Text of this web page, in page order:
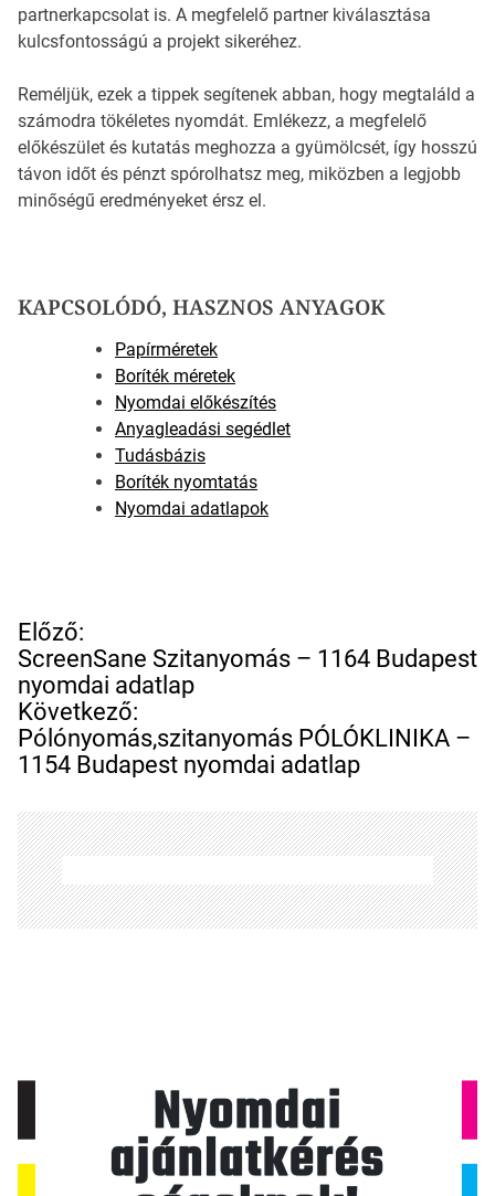
partnerkapcsolat is. A megfelelő partner kiválasztása
kulcsfontosságú a projekt sikeréhez.
Reméljük, ezek a tippek segítenek abban, hogy megtaláld a
számodra tökéletes nyomdát. Emlékezz, a megfelelő
előkészület és kutatás meghozza a gyümölcsét, így hosszú
távon időt és pénzt spórolhatsz meg, miközben a legjobb
minőségű eredményeket érsz el.
KAPCSOLÓDÓ, HASZNOS ANYAGOK
Papírméretek
Boríték méretek
Nyomdai előkészítés
Anyagleadási segédlet
Tudásbázis
Boríték nyomtatás
Nyomdai adatlapok
B
e
j
e
g
y
z
é
s
n
a
v
ó
Előző:
ScreenSane Szitanyomás – 1164 Budapest
nyomdai adatlap
Következő:
Pólónyomás,szitanyomás PÓLÓKLINIKA –
1154 Budapest nyomdai adatlap